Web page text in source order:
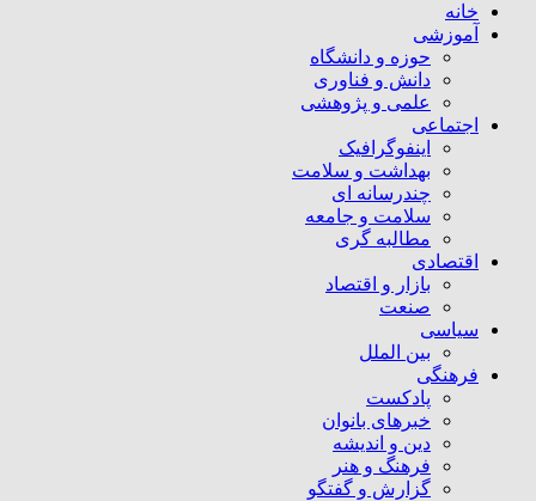
خانه
آموزشی
حوزه و دانشگاه
دانش و فناوری
علمی و پژوهشی
اجتماعی
اینفوگرافیک
بهداشت و سلامت
چندرسانه ای
سلامت و جامعه
مطالبه گری
اقتصادی
بازار و اقتصاد
صنعت
سیاسی
بین الملل
فرهنگی
پادکست
خبرهای بانوان
دین و اندیشه
فرهنگ و هنر
گزارش و گفتگو